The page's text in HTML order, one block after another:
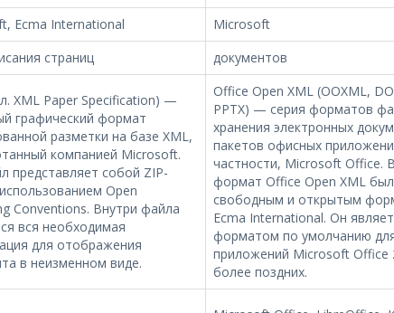
Ecma International
Microsoft
страниц документов
XML Paper Specification) —
графический формат
разметки на базе XML,
компанией Microsoft.
представляет собой ZIP-
Open
Conventions. Внутри файла
вся необходимая
для отображения
в неизменном виде.
Office Open XML (OOXML,
PPTX) — серия форматов
хранения электронных
пакетов офисных
частности, Microsoft Office.
формат Office Open XML
свободным и открытым
Ecma International. Он
форматом по умолчанию
приложений Microsoft Office
более поздних.